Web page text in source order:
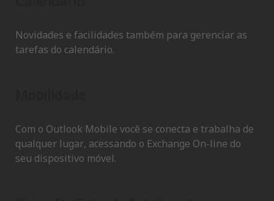
Novidades e facilidades também para gerenciar as
tarefas do calendário.
Com o Outlook Mobile você se conecta e trabalha de
qualquer lugar, acessando o Exchange On-line do
seu dispositivo móvel.